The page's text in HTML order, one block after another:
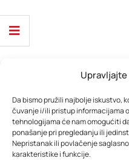
Da bismo pružili najbolje iskustvo,
čuvanje i/ili pristup informacijama
tehnologijama će nam omogućiti
ponašanje pri pregledanju ili
Nepristanak ili povlačenje
karakteristike i funkcije.